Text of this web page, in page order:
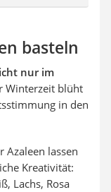
basteln
nur im
Winterzeit blüht
in den
Azaleen lassen
Kreativität:
Lachs, Rosa